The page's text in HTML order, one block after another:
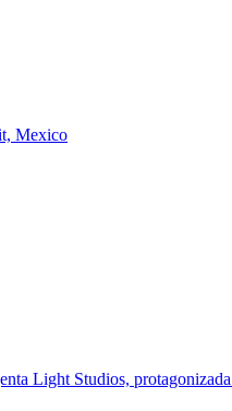
Light Studios,